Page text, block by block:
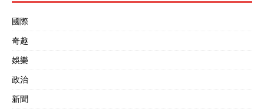
國際
奇趣
娛樂
政治
新聞